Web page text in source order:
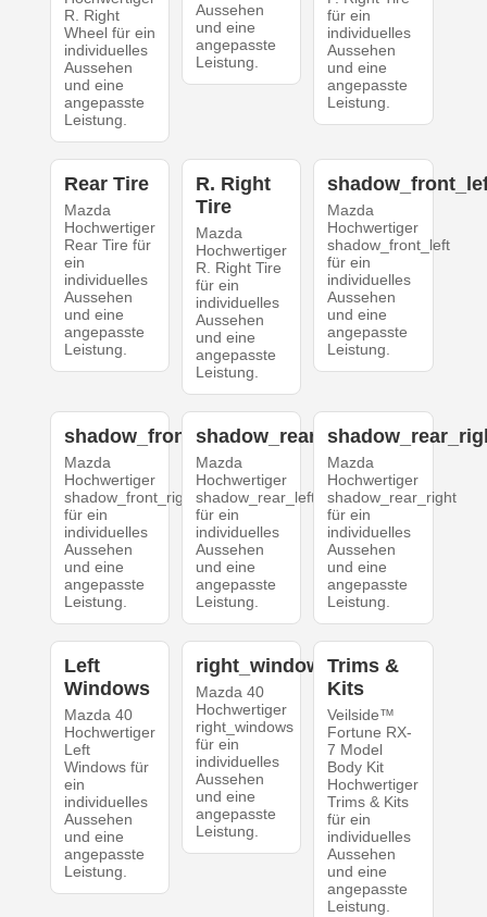
R. Right
Wheel für ein
individuelles
Aussehen
und eine
angepasste
Leistung.
Aussehen
und eine
angepasste
Leistung.
für ein
individuelles
Aussehen
und eine
angepasste
Leistung.
Rear Tire
Mazda
Hochwertiger
Rear Tire für
ein
individuelles
Aussehen
und eine
angepasste
Leistung.
R. Right
Tire
Mazda
Hochwertiger
R. Right Tire
für ein
individuelles
Aussehen
und eine
angepasste
Leistung.
Mazda
Hochwertiger
shadow_front_left
für ein
individuelles
Aussehen
und eine
angepasste
Leistung.
shadow_front_right
Mazda
Hochwertiger
shadow_front_right
für ein
individuelles
Aussehen
und eine
angepasste
Leistung.
shadow_rear_left
Mazda
Hochwertiger
shadow_rear_left
für ein
individuelles
Aussehen
und eine
angepasste
Leistung.
Mazda
Hochwertiger
shadow_rear_right
für ein
individuelles
Aussehen
und eine
angepasste
Leistung.
Left
Windows
Mazda 40
Hochwertiger
Left
Windows für
ein
individuelles
Aussehen
und eine
angepasste
Leistung.
right_windows
Mazda 40
Hochwertiger
right_windows
für ein
individuelles
Aussehen
und eine
angepasste
Leistung.
Trims &
Kits
Veilside™
Fortune RX-
7 Model
Body Kit
Hochwertiger
Trims & Kits
für ein
individuelles
Aussehen
und eine
angepasste
Leistung.